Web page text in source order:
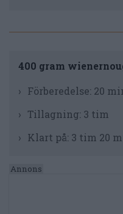
400 gram
Förberedelse: 20
Tillagning: 3 tim
Klart på: 3 tim 20